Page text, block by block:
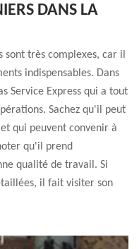
DANS LA
sont très complexes, car il
indispensables. Dans
Service Express qui a tout
Sachez qu'il peut
qui peuvent convenir à
qu'il prend
qualité de travail. Si
il fait visiter son